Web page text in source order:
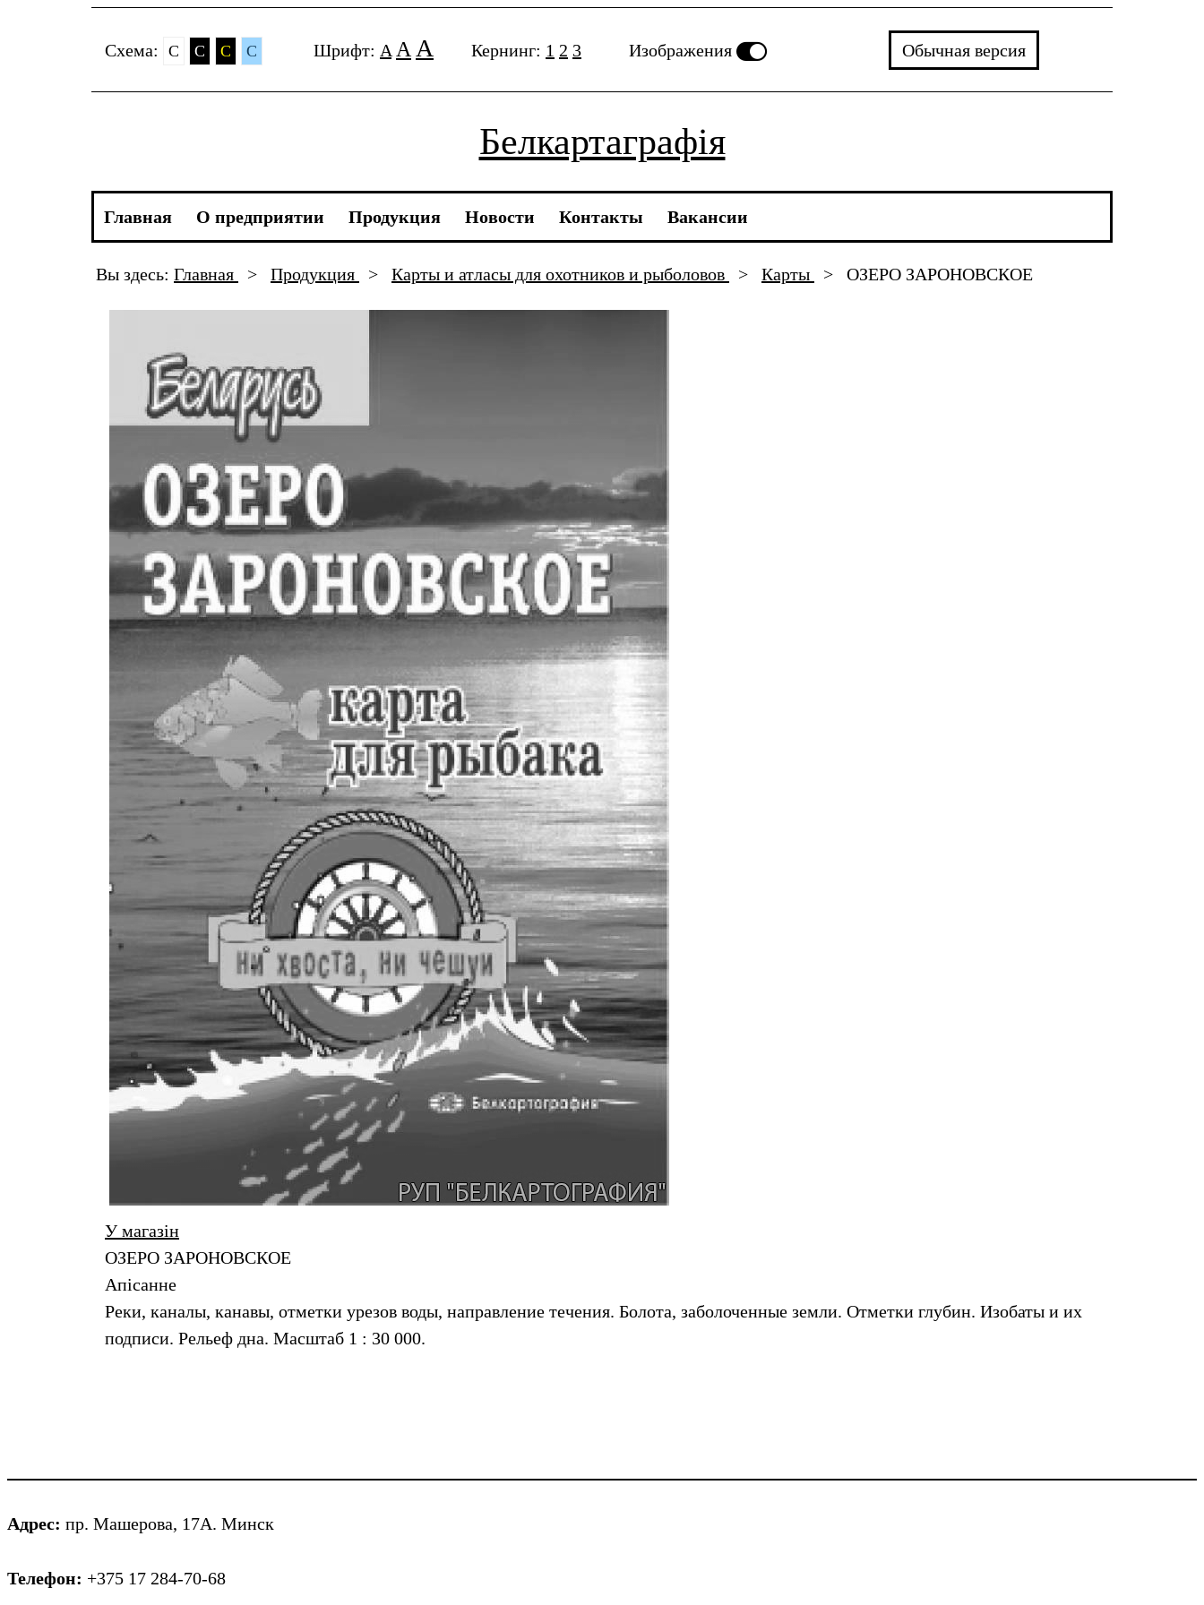
Cхема: C C C C Шрифт: A A A Кернинг: 1 2 3 Изображения Обычная версия
Белкартаграфія
Главная О предприятии Продукция Новости Контакты Вакансии
Вы здесь: Главная > Продукция > Карты и атласы для охотников и рыболовов > Карты > ОЗЕРО ЗАРОНОВСКОЕ
У магазін
ОЗЕРО ЗАРОНОВСКОЕ
Апiсанне
Реки, каналы, канавы, отметки урезов воды, направление течения. Болота, заболоченные земли. Отметки глубин. Изобаты и их
подписи. Рельеф дна. Масштаб 1 : 30 000.
Адрес: пр. Машерова, 17А. Минск
Телефон: +375 17 284-70-68